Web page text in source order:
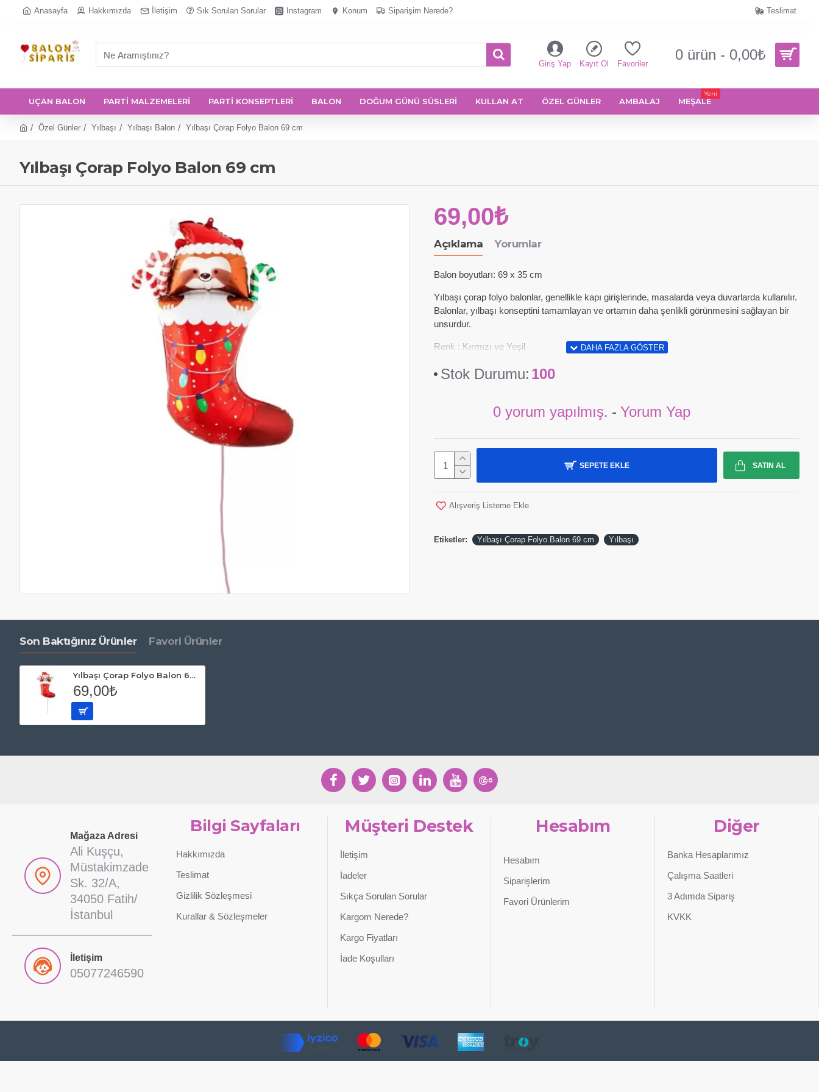
Anasayfa Hakkımızda İletişim Sık Sorulan Sorular Instagram Konum Siparişim Nerede? Teslimat
Giriş Yap Kayıt Ol Favoriler
0 ürün - 0,00₺
UÇAN BALON PARTİ MALZEMELERİ PARTİ KONSEPTLERİ BALON DOĞUM GÜNÜ SÜSLERİ KULLAN AT ÖZEL GÜNLER AMBALAJ MEŞALE
Yeni
Özel Günler Yılbaşı Yılbaşı Balon Yılbaşı Çorap Folyo Balon 69 cm
Yılbaşı Çorap Folyo Balon 69 cm
Açıklama Yorumlar
Balon boyutları: 69 x 35 cm
Yılbaşı çorap folyo balonlar, genellikle kapı girişlerinde, masalarda veya duvarlarda kullanılır.
Balonlar, yılbaşı konseptini tamamlayan ve ortamın daha şenlikli görünmesini sağlayan bir
unsurdur.
Renk : Kırmızı ve Yeşil
Stok Durumu: 100
0 yorum yapılmış. - Yorum Yap
69,00₺
SEPETE EKLE SATIN AL
Alışveriş Listeme Ekle
Etiketler: Yılbaşı Çorap Folyo Balon 69 cm Yılbaşı
Son Baktığınız Ürünler Favori Ürünler
Yılbaşı Çorap Folyo Balon 69 cm
69,00₺
Mağaza Adresi
Ali Kuşçu,
Müstakimzade
Sk. 32/A,
34050 Fatih/
İstanbul
İletişim
05077246590
Bilgi Sayfaları
Hakkımızda
Teslimat
Gizlilik Sözleşmesi
Kurallar & Sözleşmeler
Müşteri Destek
İletişim
İadeler
Sıkça Sorulan Sorular
Kargom Nerede?
Kargo Fiyatları
İade Koşulları
Hesabım
Hesabım
Siparişlerim
Favori Ürünlerim
Diğer
Banka Hesaplarımız
Çalışma Saatleri
3 Adımda Sipariş
KVKK